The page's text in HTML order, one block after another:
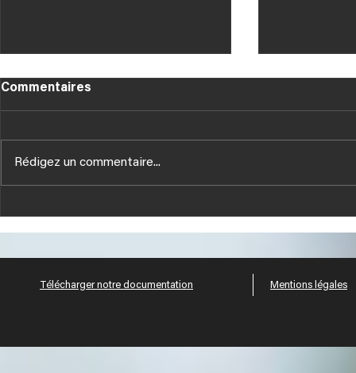
Commentaires
Rédigez un commentaire...
Télécharger notre documentation Mentions légales